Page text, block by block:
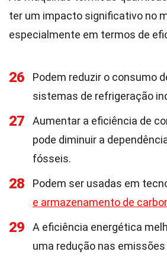
ter um impacto significativo no
especialmente em termos de
26
Podem reduzir o consumo
sistemas de refrigeração
27
Aumentar a eficiência de
pode diminuir a
fósseis.
28 Podem ser usadas em
e armazenamento de
29
A eficiência energética
uma redução nas